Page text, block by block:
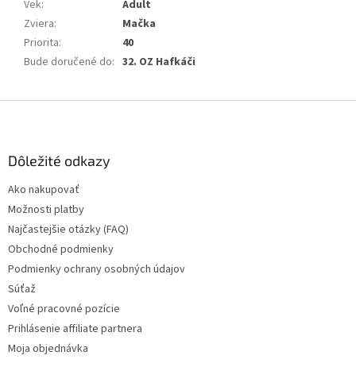
Vek:
Adult
Zviera:
Mačka
Priorita:
40
Bude doručené do: 32. OZ Hafkáči
Dôležité odkazy
Ako nakupovať
Možnosti platby
Najčastejšie otázky (FAQ)
Obchodné podmienky
Podmienky ochrany osobných údajov
Súťaž
Voľné pracovné pozície
Prihlásenie affiliate partnera
Moja objednávka